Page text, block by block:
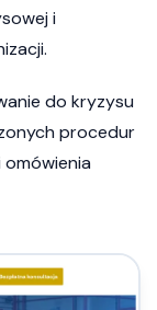
i
do kryzysu
procedur